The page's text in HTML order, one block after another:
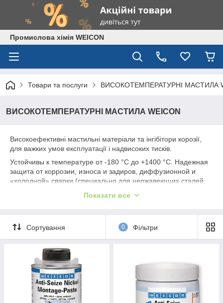
Промислова хімія WEICON
Товари та послуги ВИСОКОТЕМПЕРАТУРНІ МАСТИЛА
ВИСОКОТЕМПЕРАТУРНІ МАСТИЛА WEICON
Високоефективні мастильні матеріали та інгібітори корозії,
для важких умов експлуатації і надвисоких тисків.
Устойчивы к температуре от -180 °С до +1400 °C. Надежная
защита от коррозии, износа и задиров, диффузионной и
«холодной» сварки (специально для нержавеющих сталей.
скольжение,устойчивость к морской воде, а также к
хорошие свойства уплотнения; устойчивость к высокому
давлению (до 550 Н / мм²); прощает монтаж и демонтаж;
предотвращает электрохимическую диффузию; экономичен
в использовании (1 кг на 40-50 m²); не містить токсичні
речовини і важкі метали
Показати все
Сортування 0 Фільтри